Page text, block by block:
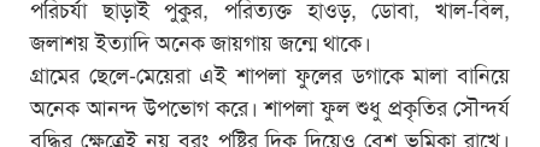
পরিচর্যা ছাড়াই পুকুর, পরিত্যক্ত হাওড়, ডোবা, খাল-বিল,
জলাশয় ইত্যাদি অনেক জায়গায় জন্মে থাকে।
গ্রামের ছেলে-মেয়েরা এই শাপলা ফুলের ডগাকে মালা বানিয়ে
অনেক আনন্দ উপভোগ করে। শাপলা ফুল শুধু প্রকৃতির সৌন্দর্য
বৃদ্ধির ক্ষেত্রেই নয় বরং পুষ্টির দিক দিয়েও বেশ ভূমিকা রাখে।